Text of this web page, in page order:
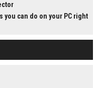
you can do on your PC right